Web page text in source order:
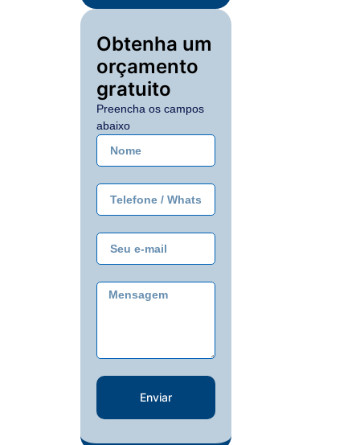
Obtenha um
orçamento
gratuito
Preencha os campos
abaixo
Enviar